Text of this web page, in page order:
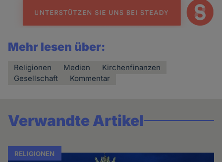
Mehr lesen über:
Religionen Medien
Kirchenfinanzen
Gesellschaft
Kommentar
Verwandte Artikel
RELIGIONEN